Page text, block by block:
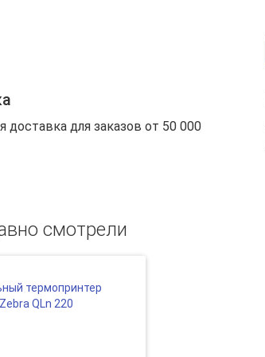
доставка для заказов от 50 000
смотрели